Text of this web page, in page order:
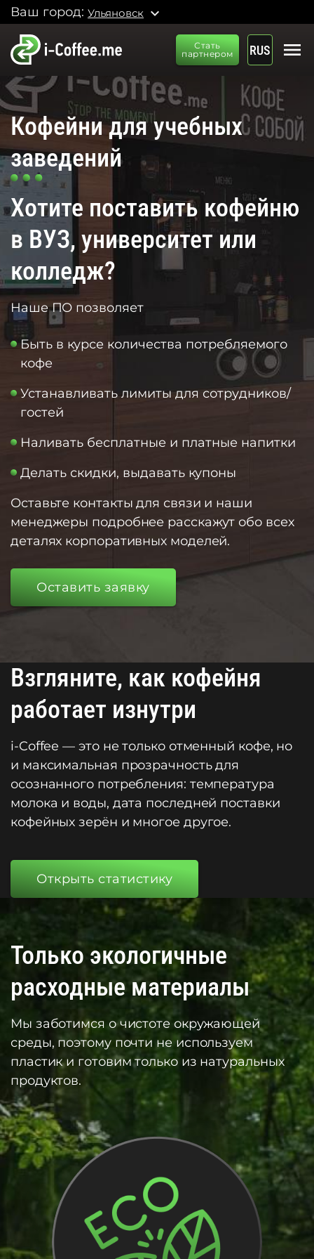
Ваш город: Ульяновск expand_more
Стать
партнером
RUS menu
Кофейни для учебных
заведений
Хотите поставить кофейню
в ВУЗ, университет или
колледж?
Наше ПО позволяет
Быть в курсе количества потребляемого
кофе
Устанавливать лимиты для сотрудников/
гостей
Наливать бесплатные и платные напитки
Делать скидки, выдавать купоны
Оставьте контакты для связи и наши
менеджеры подробнее расскажут обо всех
деталях корпоративных моделей.
Оставить заявку
Взгляните, как кофейня
работает изнутри
i-Coffee — это не только отменный кофе, но
и максимальная прозрачность для
осознанного потребления: температура
молока и воды, дата последней поставки
кофейных зерён и многое другое.
Открыть статистику
Только экологичные
расходные материалы
Мы заботимся о чистоте окружающей
среды, поэтому почти не используем
пластик и готовим только из натуральных
продуктов.